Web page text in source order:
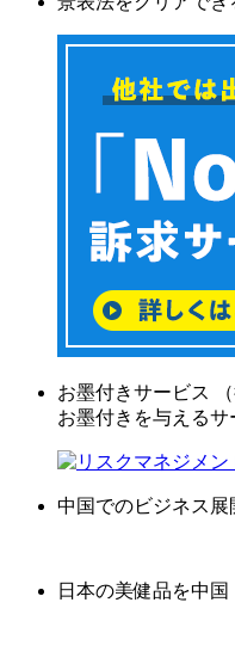
お墨付きサービス
お墨付きを与えるサ
中国でのビジネス展
日本の美健品を中